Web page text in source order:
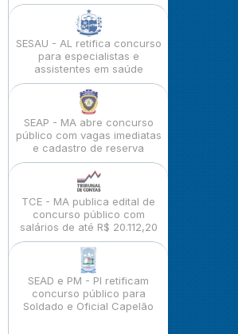
SESAU - AL retifica concurso
para especialistas e
assistentes em saúde
SEAP - MA abre concurso
público com vagas imediatas
e cadastro de reserva
TCE - MA publica edital de
concurso público com
salários de até R$ 20.112,20
SEAD e PM - PI retificam
concurso público para
Soldado e Oficial Capelão